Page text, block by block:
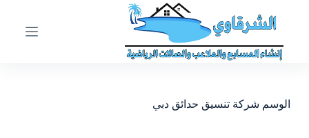
الوسم شركة تنسيق حدائق دبي